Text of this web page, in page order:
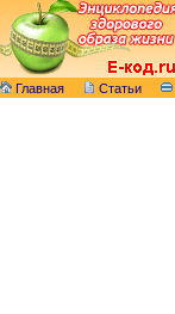
Главная Статьи